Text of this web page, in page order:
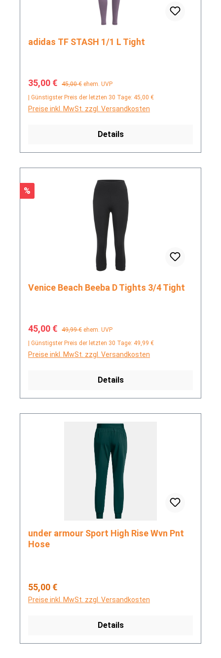
adidas TF STASH 1/1 L Tight
Verkaufspreis:
35,00 € Regulärer Preis:
45,00 € ehem. UVP
| Günstigster Preis der letzten 30 Tage: 45,00 €
Preise inkl. MwSt. zzgl. Versandkosten
Details
Rabatt
%
Venice Beach Beeba D Tights 3/4 Tight
Verkaufspreis:
45,00 € Regulärer Preis:
49,99 € ehem. UVP
| Günstigster Preis der letzten 30 Tage: 49,99 €
Preise inkl. MwSt. zzgl. Versandkosten
Details
under armour Sport High Rise Wvn Pnt
Hose
Regulärer Preis:
55,00 €
Preise inkl. MwSt. zzgl. Versandkosten
Details